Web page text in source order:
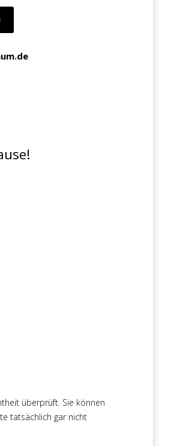
überprüft. Sie können
tatsächlich gar nicht